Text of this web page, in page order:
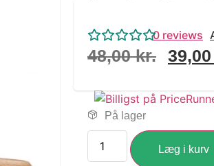
0 reviews
48,00kr. 39,00
På lager
Læg i kurv